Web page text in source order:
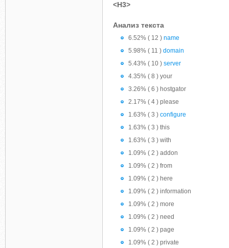
<H3>
Анализ текста
6.52% ( 12 ) name
5.98% ( 11 ) domain
5.43% ( 10 ) server
4.35% ( 8 ) your
3.26% ( 6 ) hostgator
2.17% ( 4 ) please
1.63% ( 3 ) configure
1.63% ( 3 ) this
1.63% ( 3 ) with
1.09% ( 2 ) addon
1.09% ( 2 ) from
1.09% ( 2 ) here
1.09% ( 2 ) information
1.09% ( 2 ) more
1.09% ( 2 ) need
1.09% ( 2 ) page
1.09% ( 2 ) private